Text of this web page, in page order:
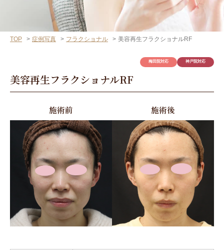
TOP 症例写真 フラクショナル 美容再生フラクショナルRF
美容再生フラクショナルRF
梅田院対応 神戸院対応
施術前 施術後